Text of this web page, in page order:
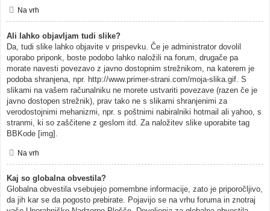
Na vrh
Ali lahko objavljam tudi slike?
Da, tudi slike lahko objavite v prispevku. Če je administrator dovolil
uporabo priponk, boste podobo lahko naložili na forum, drugače pa
morate navesti povezavo z javno dostopnim strežnikom, na katerem je
podoba shranjena, npr. http://www.primer-strani.com/moja-slika.gif. S
slikami na vašem računalniku ne morete ustvariti povezave (razen če je
javno dostopen strežnik), prav tako ne s slikami shranjenimi za
verodostojnimi mehanizmi, npr. s poštnimi nabiralniki hotmail ali yahoo, s
stranmi, ki so zaščitene z geslom itd. Za naložitev slike uporabite tag
BBKode [img].
Na vrh
Kaj so globalna obvestila?
Globalna obvestila vsebujejo pomembne informacije, zato je priporočljivo,
da jih kar se da pogosto prebirate. Pojavijo se na vrhu foruma in znotraj